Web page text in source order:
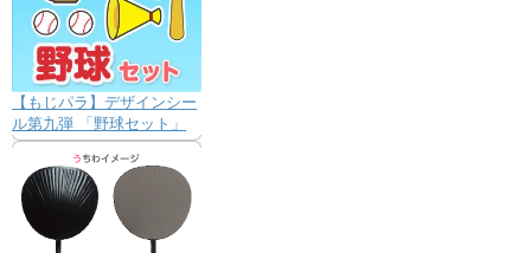
【もじパラ】デザインシー
ル第九弾 「野球セット」